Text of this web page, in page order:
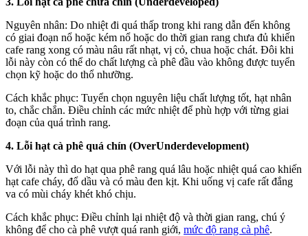
Nguyên nhân: Do nhiệt đi quá thấp trong khi rang dẫn đến không
có giai đoạn nổ hoặc kém nổ hoặc do thời gian rang chưa đủ khiến
cafe rang xong có màu nâu rất nhạt, vị cỏ, chua hoặc chát. Đôi khi
lỗi này còn có thể do chất lượng cà phê đầu vào không được tuyển
chọn kỹ hoặc do thổ nhưỡng.
Cách khắc phục: Tuyển chọn nguyên liệu chất lượng tốt, hạt nhân
to, chắc chắn. Điều chỉnh các mức nhiệt để phù hợp với từng giai
đoạn của quá trình rang.
4. Lỗi hạt cà phê quá chín (OverUnderdevelopment)
Với lỗi này thì do hạt qua phê rang quá lâu hoặc nhiệt quá cao khiến
hạt cafe cháy, đổ dầu và có màu đen kịt. Khi uống vị cafe rất đắng
va có mùi cháy khét khó chịu.
Cách khắc phục: Điều chỉnh lại nhiệt độ và thời gian rang, chú ý
không để cho cà phê vượt quá ranh giới, mức độ rang cà phê.